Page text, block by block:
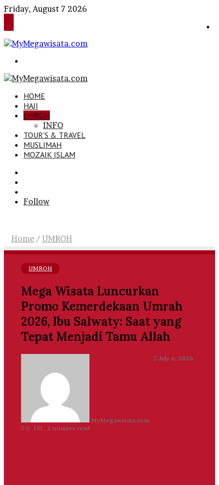
Friday, August 7 2026
HOME
HAJI
UMROH
INFO
TOUR’S & TRAVEL
MUSLIMAH
MOZAIK ISLAM
In
Follow
Home / UMROH
UMROH
Mega Wisata Luncurkan
Promo Kemerdekaan Umrah
2026, Ibu Salwaty: Saat yang
Tepat Menjadi Tamu Allah
MyMegawisata.com
SendJuly 6, 2026
0 151 2 minutes read